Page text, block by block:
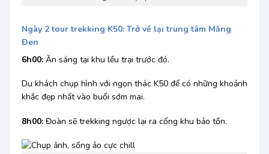
Ngày 2 tour trekking K50: Trở về lại trung tâm Măng
Đen
6h00:Ăn sáng tại khu lều trại trước đó.
Du khách chụp hình với ngọn thác K50 để có những khoảnh
khắc đẹp nhất vào buổi sớm mai.
8h00:Đoàn sẽ trekking ngược lại ra cổng khu bảo tồn.